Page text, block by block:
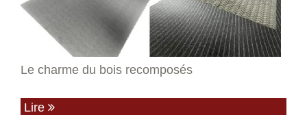
Le charme du bois recomposés
Lire